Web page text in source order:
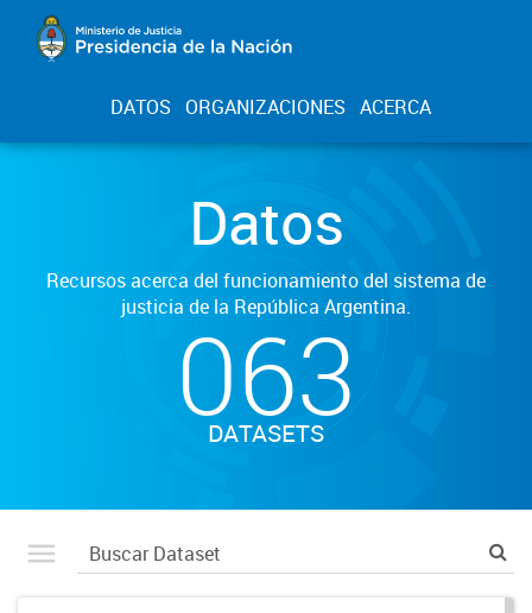
DATOS ORGANIZACIONES ACERCA
Datos
Recursos acerca del funcionamiento del sistema de
justicia de la República Argentina.
063
DATASETS